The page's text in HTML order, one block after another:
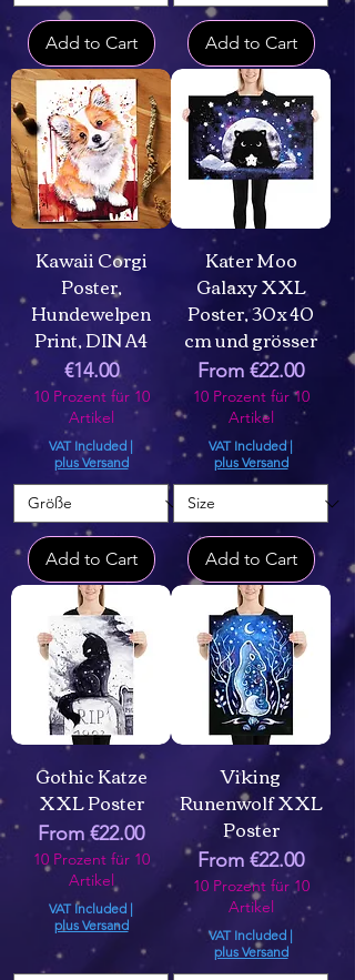
Add to Cart Add to Cart
Kawaii Corgi
Poster,
Hundewelpen
Print, DIN A4
Price
€14.00
10 Prozent für 10
Artikel
VAT Included |
plus Versand
Add to Cart
Kater Moo
Galaxy XXL
Poster, 30x 40
cm und grösser
From €22.00
Sale Price
10 Prozent für 10
Artikel
VAT Included|
plus Versand
Add to Cart
Gothic Katze
XXL Poster
From €22.00
Sale Price
10 Prozent für 10
Artikel
VAT Included |
plus Versand
Viking
Runenwolf XXL
Poster
From €22.00
Sale Price
10 Prozent für 10
Artikel
VAT Included |
plus Versand